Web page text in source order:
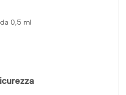
0,5 ml